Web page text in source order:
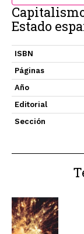
Estado
ISBN
Páginas
Año
Editorial
Sección